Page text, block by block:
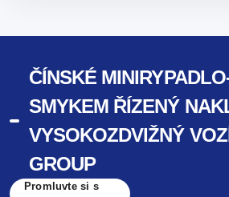
ČÍNSKÉ
SMYKEM ŘÍZENÝ
VYSOKOZDVIŽNÝ
GROUP
Promluvte si s